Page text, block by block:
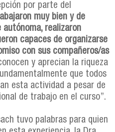
por parte del
muy bien y de
realizaron
capaces de organizarse
con sus compañeros/as
y aprecian la riqueza
que todos
esta actividad a pesar de
de trabajo en el curso”.
tuvo palabras para quien